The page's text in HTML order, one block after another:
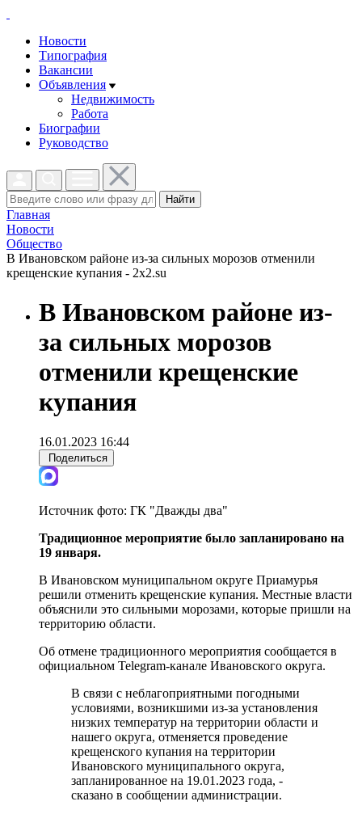
Новости
Типография
Вакансии
Объявления
Недвижимость
Работа
Биографии
Руководство
Найти
Главная
Новости
Общество
В Ивановском районе из-за сильных морозов отменили
крещенские купания - 2x2.su
В Ивановском районе из-
за сильных морозов
отменили крещенские
купания
16.01.2023 16:44
Поделиться
Источник фото: ГК "Дважды два"
Традиционное мероприятие было запланировано на
19 января.
В Ивановском муниципальном округе Приамурья
решили отменить крещенские купания. Местные власти
объяснили это сильными морозами, которые пришли на
территорию области.
Об отмене традиционного мероприятия сообщается в
официальном Telegram-канале Ивановского округа.
В связи с неблагоприятными погодными
условиями, возникшими из-за установления
низких температур на территории области и
нашего округа, отменяется проведение
крещенского купания на территории
Ивановского муниципального округа,
запланированное на 19.01.2023 года, -
сказано в сообщении администрации.